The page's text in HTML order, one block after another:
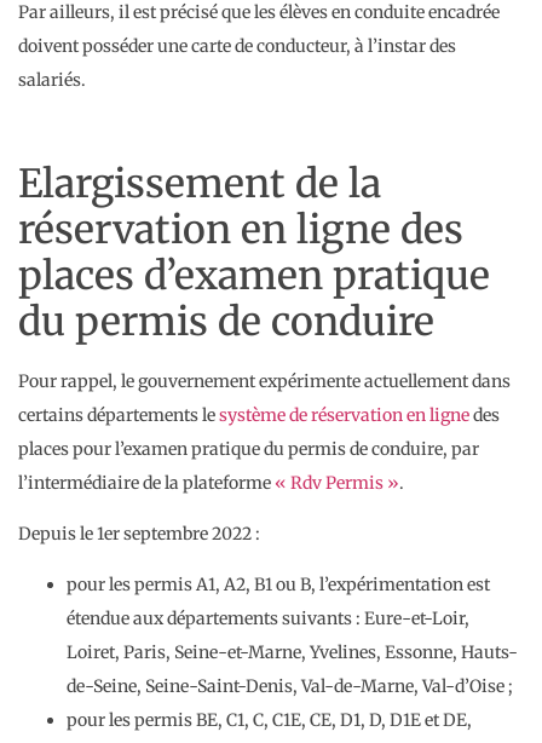
Par ailleurs, il est précisé que les élèves en conduite encadrée
doivent posséder une carte de conducteur, à l’instar des
salariés.
Elargissement de la
réservation en ligne des
places d’examen pratique
du permis de conduire
Pour rappel, le gouvernement expérimente actuellement dans
certains départements lesystème de réservation en lignedes
places pour l’examen pratique du permis de conduire, par
l’intermédiaire de la plateforme « Rdv Permis ».
Depuis le 1er septembre 2022 :
pour les permis A1, A2, B1 ou B, l’expérimentation est
étendue aux départements suivants : Eure-et-Loir,
Loiret, Paris, Seine-et-Marne, Yvelines, Essonne, Hauts-
de-Seine, Seine-Saint-Denis, Val-de-Marne, Val-d’Oise ;
pour les permis BE, C1, C, C1E, CE, D1, D, D1E et DE,